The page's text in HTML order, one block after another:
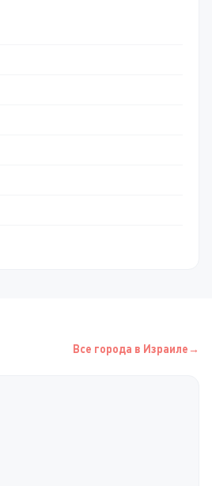
Все города в Израиле